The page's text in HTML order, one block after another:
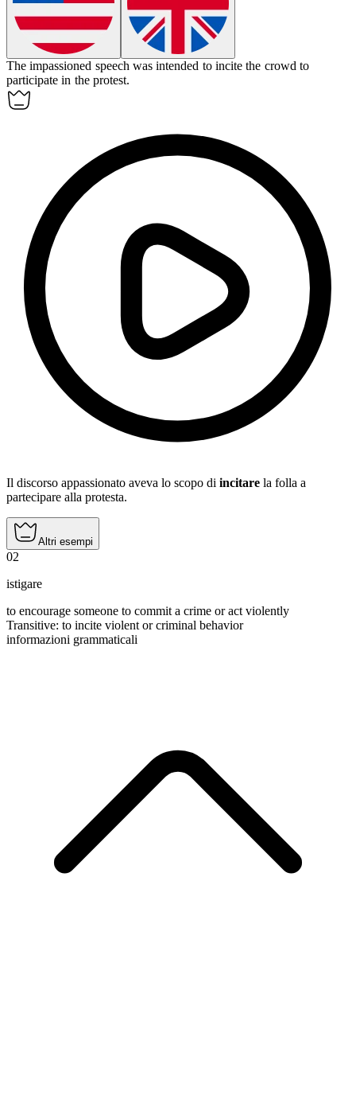
The impassioned speech was intended to incite the crowd to
participate in the protest.
Il discorso appassionato aveva lo scopo di incitare la folla a
partecipare alla protesta.
Altri esempi
02
istigare
to encourage someone to commit a crime or act violently
Transitive: to incite violent or criminal behavior
informazioni grammaticali